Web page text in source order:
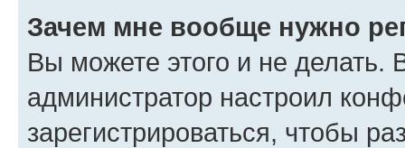
Зачем мне вообще нужно
Вы можете этого и не делать.
администратор настроил
зарегистрироваться, чтобы